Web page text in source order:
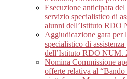
Esecuzione anticipata
servizio specialistico di
alunni dell’Istituto RDO
Aggiudicazione gara per
specialistico di
dell’Istituto RDO NUM.
Nomina Commissione
offerte relativa al